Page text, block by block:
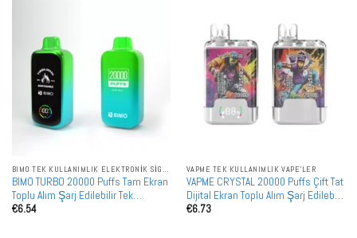
BIMO TEK KULLANIMLIK ELEKTRONIK SIGARALAR
BIMO TURBO 20000 Puffs Tam Ekran
Toplu Alım Şarj Edilebilir Tek
Kullanımlık Vape Toptan Satış
€6.54
VAPME TEK KULLANIMLIK VAPE'LER
VAPME CRYSTAL 20000 Puffs Çift Tat
Dijital Ekran Toplu Alım Şarj Edilebilir
Tek Kullanımlık Vape Toptan Satış
€6.73